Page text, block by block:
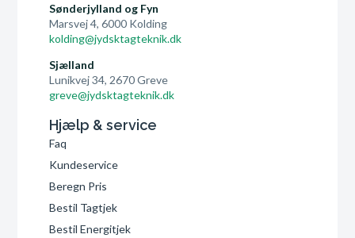
Sønderjylland og Fyn
Marsvej 4, 6000 Kolding
kolding@jydsktagteknik.dk
Sjælland
Lunikvej 34, 2670 Greve
greve@jydsktagteknik.dk
Hjælp & service
Faq
Kundeservice
Beregn Pris
Bestil Tagtjek
Bestil Energitjek